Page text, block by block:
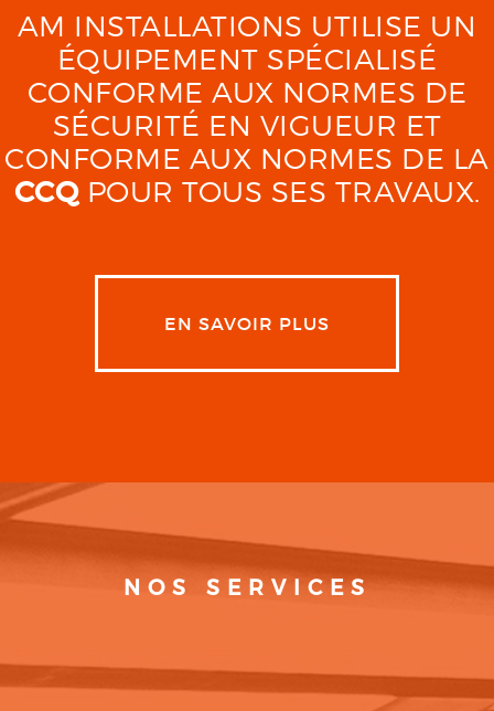
AM INSTALLATIONS UTILISE UN
ÉQUIPEMENT SPÉCIALISÉ
CONFORME AUX NORMES DE
SÉCURITÉ EN VIGUEUR ET
CONFORME AUX NORMES DE LA
CCQPOUR TOUS SES TRAVAUX.
EN SAVOIR PLUS
NOS SERVICES